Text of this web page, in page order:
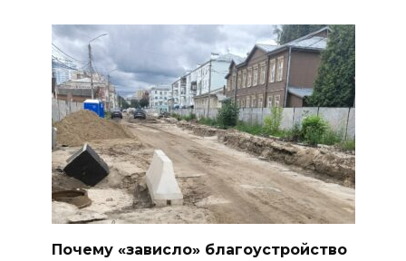
Почему «зависло» благоустройство